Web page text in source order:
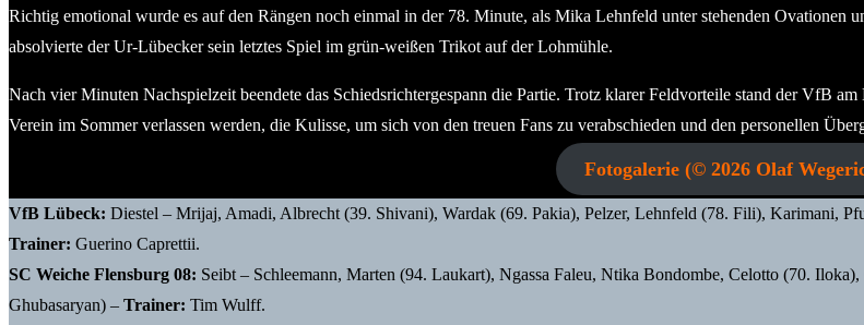
Richtig emotional wurde es auf den Rängen noch einmal in der 78. Minute, als Mika Lehnfeld unter stehenden Ovationen
absolvierte der Ur-Lübecker sein letztes Spiel im grün-weißen Trikot auf der Lohmühle.
Nach vier Minuten Nachspielzeit beendete das Schiedsrichtergespann die Partie. Trotz klarer Feldvorteile stand der VfB
Verein im Sommer verlassen werden, die Kulisse, um sich von den treuen Fans zu verabschieden und den personellen
Fotogalerie (© 2026 Olaf
VfB Lübeck: Diestel – Mrijaj, Amadi, Albrecht (39. Shivani), Wardak (69. Pakia), Pelzer, Lehnfeld (78. Fili), Karimani,
Trainer: Guerino Caprettii.
SC Weiche Flensburg 08: Seibt – Schleemann, Marten (94. Laukart), Ngassa Faleu, Ntika Bondombe, Celotto (70.
Ghubasaryan) – Trainer: Tim Wulff.